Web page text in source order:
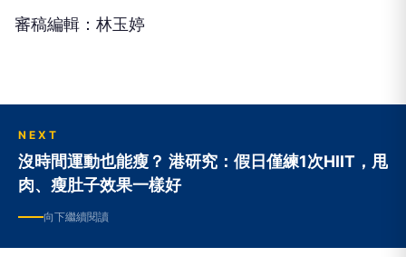
審稿編輯：林玉婷
NEXT
沒時間運動也能瘦？ 港研究：假日僅練1次HIIT，甩
肉、瘦肚子效果一樣好
向下繼續閱讀